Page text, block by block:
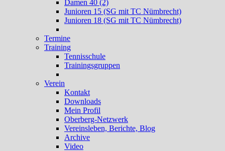
Damen 40 (2)
Junioren 15 (SG mit TC Nümbrecht)
Junioren 18 (SG mit TC Nümbrecht)
Termine
Training
Tennisschule
Trainingsgruppen
Verein
Kontakt
Downloads
Mein Profil
Oberberg-Netzwerk
Vereinsleben, Berichte, Blog
Archive
Video